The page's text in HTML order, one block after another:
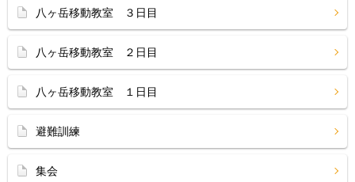
八ヶ岳移動教室 ３日目
八ヶ岳移動教室 ２日目
八ヶ岳移動教室 １日目
避難訓練
集会